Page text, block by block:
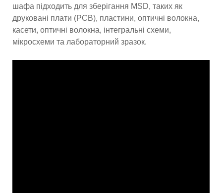
шафа підходить для зберігання MSD, таких як
друковані плати (PCB), пластини, оптичні волокна,
касети, оптичні волокна, інтегральні схеми,
мікросхеми та лабораторний зразок.